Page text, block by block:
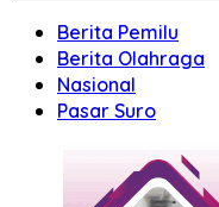
Berita Pemilu
Berita Olahraga
Nasional
Pasar Suro